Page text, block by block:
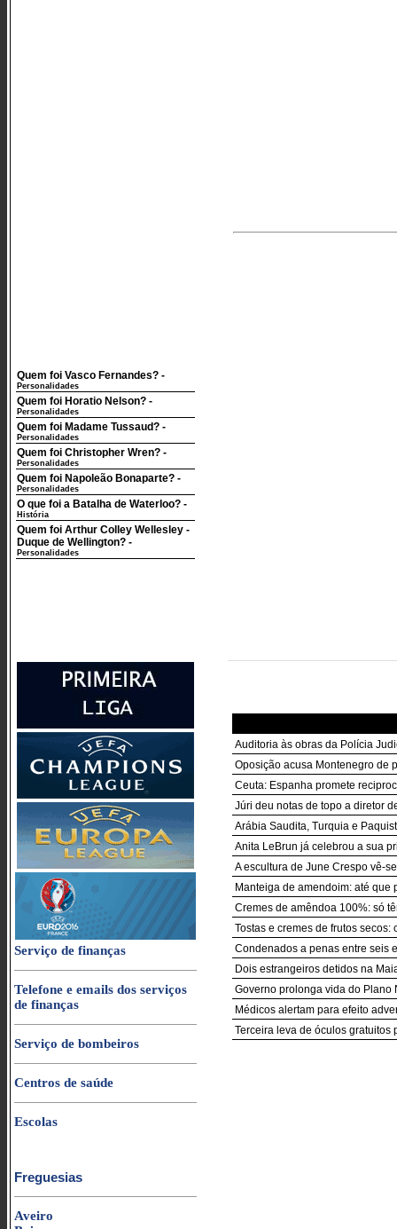
Quem foi Vasco Fernandes? -
Personalidades
Quem foi Horatio Nelson? -
Personalidades
Quem foi Madame Tussaud? -
Personalidades
Quem foi Christopher Wren? -
Personalidades
Quem foi Napoleão Bonaparte? -
Personalidades
O que foi a Batalha de Waterloo? -
História
Quem foi Arthur Colley Wellesley -
Duque de Wellington? -
Personalidades
Serviço de finanças
Telefone e emails dos serviços
de finanças
Serviço de bombeiros
Centros de saúde
Escolas
Freguesias
Aveiro
Auditoria às obras da Polícia
Oposição acusa Montenegro de
Ceuta: Espanha promete
Júri deu notas de topo a diretor
Arábia Saudita, Turquia e
Anita LeBrun já celebrou a sua
A escultura de June Crespo vê-
Manteiga de amendoim: até que
Cremes de amêndoa 100%: só
Tostas e cremes de frutos secos:
Condenados a penas entre seis
Dois estrangeiros detidos na
Governo prolonga vida do Plano
Médicos alertam para efeito
Terceira leva de óculos gratuitos